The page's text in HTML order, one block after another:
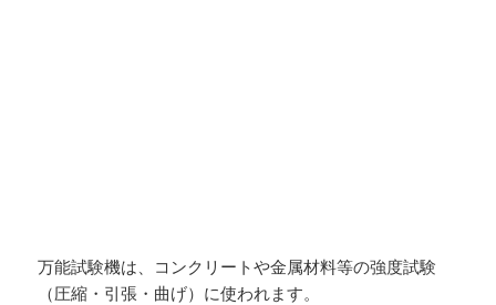
万能試験機は、コンクリートや金属材料等の強度試験
（圧縮・引張・曲げ）に使われます。